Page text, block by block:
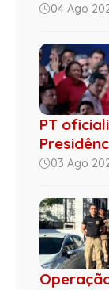
04 Ago
PT
03 Ago